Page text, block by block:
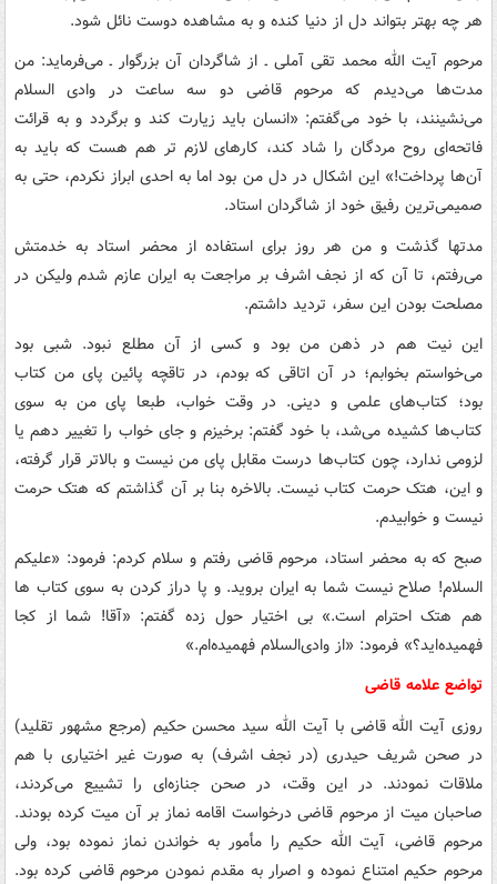
هر چه بهتر بتواند دل از دنیا کنده و به مشاهده دوست نائل شود.
مرحوم آیت الله محمد تقی آملی ـ از شاگردان آن بزرگوار ـ می‌فرماید: من
مدت‌ها می‌دیدم که مرحوم قاضی دو سه ساعت در وادی السلام
می‌نشینند، با خود می‌گفتم: «انسان باید زیارت کند و برگردد و به قرائت
فاتحه‌ای روح مردگان را شاد کند، کارهای لازم تر هم هست که باید به
آن‌ها پرداخت!» این اشکال در دل من بود اما به احدی ابراز نکردم، حتی به
صمیمی‌ترین رفیق خود از شاگردان استاد.
مدتها گذشت و من هر روز برای استفاده از محضر استاد به خدمتش
می‌رفتم، تا آن که از نجف اشرف بر مراجعت به ایران عازم شدم ولیکن در
مصلحت بودن این سفر، تردید داشتم.
این نیت هم در ذهن من بود و کسی از آن مطلع نبود. شبی بود
می‌خواستم بخوابم؛ در آن اتاقی که بودم، در تاقچه پائین پای من کتاب
بود؛ کتاب‌های علمی و دینی. در وقت خواب، طبعا پای من به سوی
کتاب‌ها کشیده می‌شد، با خود گفتم: برخیزم و جای خواب را تغییر دهم یا
لزومی ندارد، چون کتاب‌ها درست مقابل پای من نیست و بالاتر قرار گرفته،
و این، هتک حرمت کتاب نیست. بالاخره بنا بر آن گذاشتم که هتک حرمت
نیست و خوابیدم.
صبح که به محضر استاد، مرحوم قاضی رفتم و سلام کردم: فرمود: «علیکم
السلام! صلاح نیست شما به ایران بروید. و پا دراز کردن به سوی کتاب ها
هم هتک احترام است.» بی اختیار حول زده گفتم: «آقا! شما از کجا
فهمیده‌اید؟» فرمود: «از وادی‌السلام فهمیده‌ام.»
تواضع علامه قاضی
روزی آیت الله قاضی با آیت الله سید محسن حکیم (مرجع مشهور تقلید)
در صحن شریف حیدری (در نجف اشرف) به صورت غیر اختیاری با هم
ملاقات نمودند. در این وقت، در صحن جنازه‌ای را تشییع می‌کردند،
صاحبان میت از مرحوم قاضی درخواست اقامه نماز بر آن میت کرده بودند.
مرحوم قاضی، آیت الله حکیم را مأمور به خواندن نماز نموده بود، ولی
مرحوم حکیم امتناع نموده و اصرار به مقدم نمودن مرحوم قاضی کرده بود.